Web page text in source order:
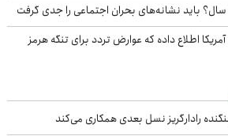
اطلاع داده که عوارض تردد برای تنگه هرمز
رادارگریز نسل بعدی همکاری می‌کند